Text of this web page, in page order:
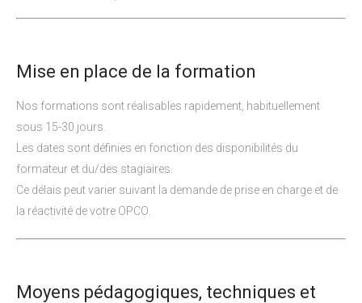
Mise en place de la formation
Nos formations sont réalisables rapidement, habituellement
sous 15-30 jours.
Les dates sont définies en fonction des disponibilités du
formateur et du/des stagiaires.
Ce délais peut varier suivant la demande de prise en charge et de
la réactivité de votre OPCO.
Moyens pédagogiques, techniques et